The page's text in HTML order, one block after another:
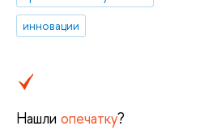
инновации
Нашли опечатку?